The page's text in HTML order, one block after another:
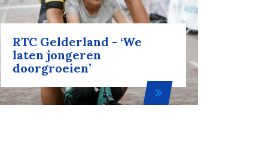
RTC Gelderland - ‘We
laten jongeren
doorgroeien’